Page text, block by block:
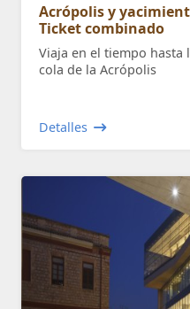
Acrópolis y
Ticket combinado
Viaja en el tiempo hasta
cola de la Acrópolis
Detalles